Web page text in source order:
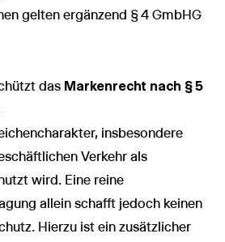
gelten ergänzend § 4 GmbHG
das Markenrecht nach § 5
insbesondere
Verkehr als
wird. Eine reine
allein schafft jedoch keinen
Hierzu ist ein zusätzlicher